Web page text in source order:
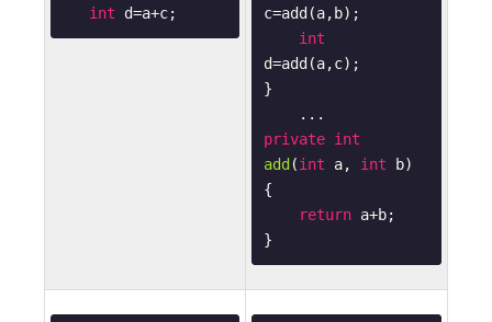
int d=a+c;
c=add(a,b);
int
d=add(a,c);
}
private int
add (int a, int b)
{
return a+b;
}